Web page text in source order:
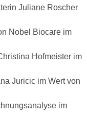
Juliane Roscher
Nobel Biocare im
Hofmeister im
Juricic im Wert von
im